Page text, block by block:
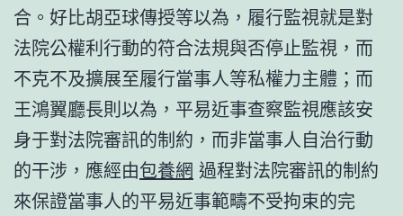
合。好比胡亞球傳授等以為，履行監視就是對
法院公權利行動的符合法規與否停止監視，而
不克不及擴展至履行當事人等私權力主體；而
王鴻翼廳長則以為，平易近事查察監視應該安
身于對法院審訊的制約，而非當事人自治行動
的干涉，應經由包養網 過程對法院審訊的制約
來保證當事人的平易近事範疇不受拘束的完